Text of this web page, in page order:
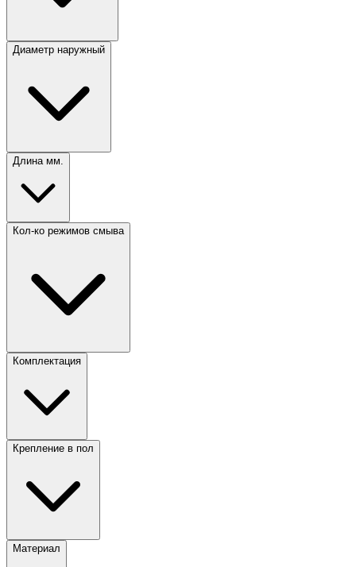
Диаметр наружный
Длина мм.
Кол-ко режимов смыва
Комплектация
Крепление в пол
Материал